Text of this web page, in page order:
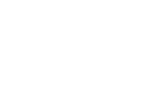
das gewünschte An- und